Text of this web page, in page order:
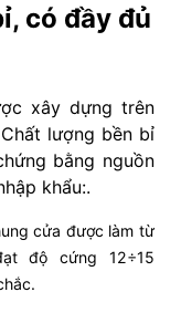
có đầy đủ
xây dựng trên
lượng bền bỉ
bằng nguồn
khẩu:.
cửa được làm từ
độ cứng 12÷15